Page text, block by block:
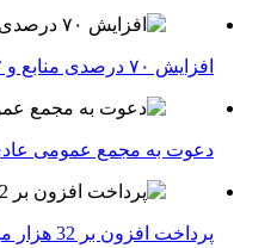
افزایش ۷۰ درصدی منابع و ۱۳۲ درصدی ضمانت‌نامه‌های ریالی صادره پست بانک ایران در چهارماهه اول سال 1405
دعوت به مجمع عمومی عادی
پرداخت افزون بر 32 هزار میلیارد ریال تسهیلات قرض الحسنه ازدواج و فرزندآوری توسط بانک کشاورزی